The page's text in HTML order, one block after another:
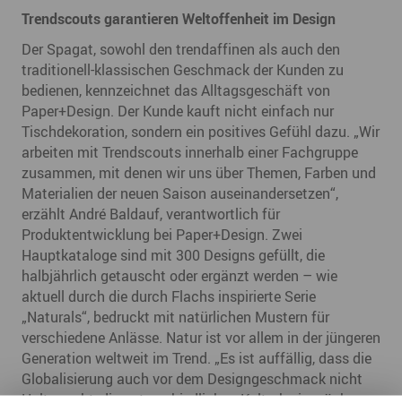
Trendscouts garantieren Weltoffenheit im Design
Der Spagat, sowohl den trendaffinen als auch den
traditionell-klassischen Geschmack der Kunden zu
bedienen, kennzeichnet das Alltagsgeschäft von
Paper+Design. Der Kunde kauft nicht einfach nur
Tischdekoration, sondern ein positives Gefühl dazu. „Wir
arbeiten mit Trendscouts innerhalb einer Fachgruppe
zusammen, mit denen wir uns über Themen, Farben und
Materialien der neuen Saison auseinandersetzen“,
erzählt André Baldauf, verantwortlich für
Produktentwicklung bei Paper+Design. Zwei
Hauptkataloge sind mit 300 Designs gefüllt, die
halbjährlich getauscht oder ergänzt werden – wie
aktuell durch die durch Flachs inspirierte Serie
„Naturals“, bedruckt mit natürlichen Mustern für
verschiedene Anlässe. Natur ist vor allem in der jüngeren
Generation weltweit im Trend. „Es ist auffällig, dass die
Globalisierung auch vor dem Designgeschmack nicht